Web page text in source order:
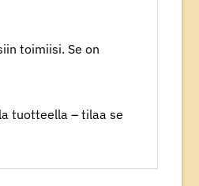
toimiisi. Se on
tuotteella – tilaa se